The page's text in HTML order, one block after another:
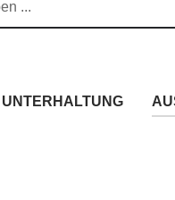
UNTERHALTUNG